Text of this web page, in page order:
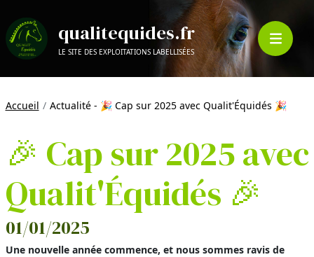
qualitequides.fr
LE SITE DES EXPLOITATIONS LABELLISÉES
Accueil Actualité - 🎉 Cap sur 2025 avec Qualit'Équidés 🎉
🎉 Cap sur 2025 avec
Qualit'Équidés 🎉
01/01/2025
Une nouvelle année commence, et nous sommes ravis de